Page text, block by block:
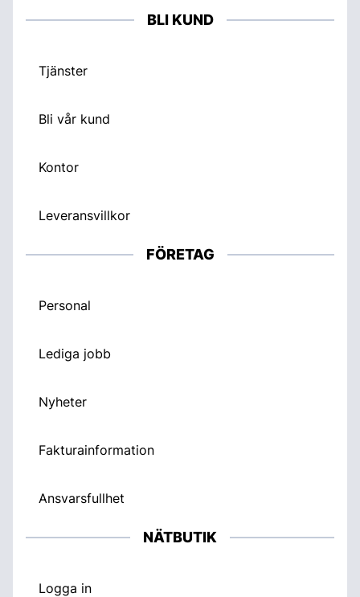
BLI KUND
Tjänster
Bli vår kund
Kontor
Leveransvillkor
FÖRETAG
Personal
Lediga jobb
Nyheter
Fakturainformation
Ansvarsfullhet
NÄTBUTIK
Logga in